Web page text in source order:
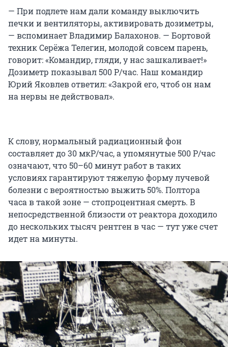
— При подлете нам дали команду выключить
печки и вентиляторы, активировать дозиметры,
— вспоминает Владимир Балахонов. — Бортовой
техник Серёжа Телегин, молодой совсем парень,
говорит: «Командир, гляди, у нас зашкаливает!»
Дозиметр показывал 500 Р/час. Наш командир
Юрий Яковлев ответил: «Закрой его, чтоб он нам
на нервы не действовал».
К слову, нормальный радиационный фон
составляет до 30 мкР/час, а упомянутые 500 Р/час
означают, что 50–60 минут работ в таких
условиях гарантируют тяжелую форму лучевой
болезни с вероятностью выжить 50%. Полтора
часа в такой зоне — стопроцентная смерть. В
непосредственной близости от реактора доходило
до нескольких тысяч рентген в час — тут уже счет
идет на минуты.